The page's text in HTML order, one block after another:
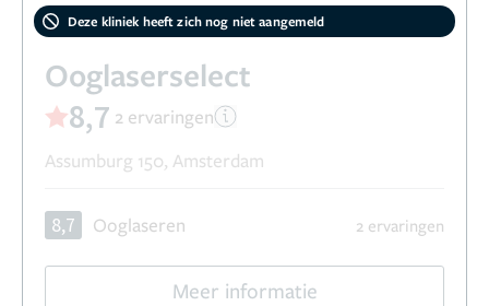
Deze kliniek heeft zich nog niet aangemeld
Ooglaserselect
8,7 2 ervaringen
Assumburg 150, Amsterdam
8,7 Ooglaseren 2 ervaringen
Meer informatie